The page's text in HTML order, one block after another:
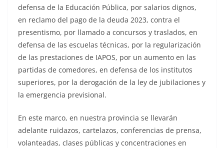
defensa de la Educación Pública, por salarios dignos,
en reclamo del pago de la deuda 2023, contra el
presentismo, por llamado a concursos y traslados, en
defensa de las escuelas técnicas, por la regularización
de las prestaciones de IAPOS, por un aumento en las
partidas de comedores, en defensa de los institutos
superiores, por la derogación de la ley de jubilaciones y
la emergencia previsional.
En este marco, en nuestra provincia se llevarán
adelante ruidazos, cartelazos, conferencias de prensa,
volanteadas, clases públicas y concentraciones en